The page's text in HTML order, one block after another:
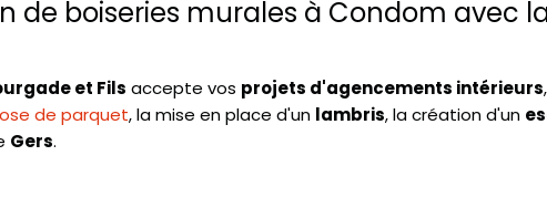
de boiseries murales à Condom avec
et Fils accepte vos projets d'agencements intérieurs
de parquet, la mise en place d'un lambris, la création d'un
Gers.